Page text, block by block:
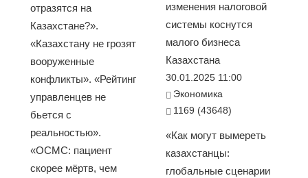
отразятся на
Казахстане?».
«Казахстану не грозят
вооруженные
конфликты». «Рейтинг
управленцев не
бьется с
реальностью».
«ОСМС: пациент
скорее мёртв, чем
изменения налоговой
системы коснутся
малого бизнеса
Казахстана
30.01.2025 11:00
Экономика
1169 (43648)
«Как могут вымереть
казахстанцы:
глобальные сценарии